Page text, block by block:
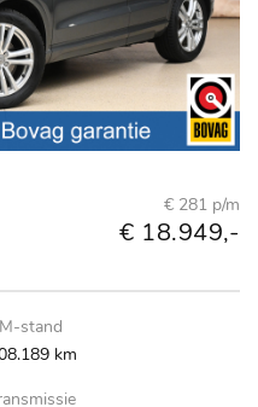
€ 281 p/m
€ 18.949,-
stand
km